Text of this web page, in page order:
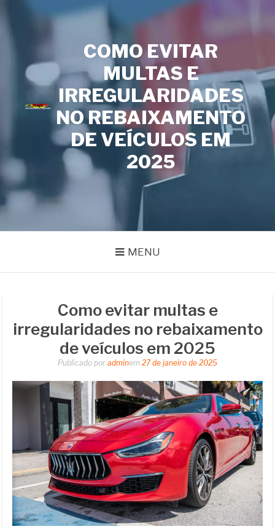
FENIX
AMORTECEDORES
Especialistas em Remanufatura de Amortecedores
COMO EVITAR
MULTAS E
IRREGULARIDADES
NO REBAIXAMENTO
DE VEÍCULOS EM
2025
MENU
Como evitar multas e
irregularidades no rebaixamento
de veículos em 2025
Publicado por adminem 27 de janeiro de 2025